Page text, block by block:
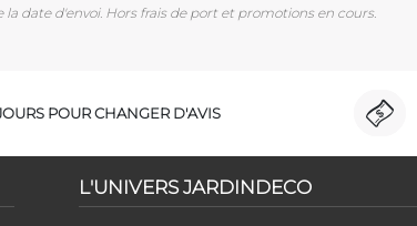
date d'envoi. Hors frais de port et promotions en cours.
POUR CHANGER D'AVIS
L'UNIVERS JARDINDECO